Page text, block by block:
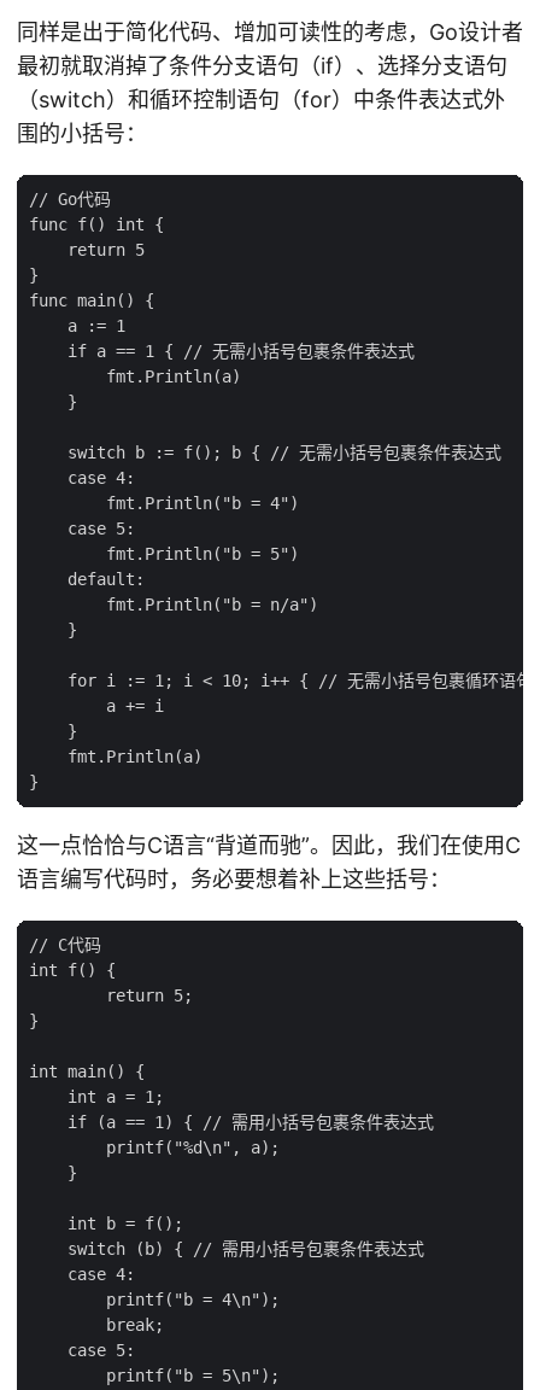
同样是出于简化代码、增加可读性的考虑，Go设计者
最初就取消掉了条件分支语句（if）、选择分支语句
（switch）和循环控制语句（for）中条件表达式外
围的小括号：
// Go代码
func f() int {
    return 5
}
func main() {
    a := 1
    if a == 1 { // 无需小括号包裹条件表达式
        fmt.Println(a)
    }
    switch b := f(); b { // 无需小括号包裹条件表达式
    case 4:
        fmt.Println("b = 4")
    case 5:
        fmt.Println("b = 5")
    default:
        fmt.Println("b = n/a")
    }
for i := 1; i < 10; i++ { // 无需小括号包裹循环语句
        a += i
    }
    fmt.Println(a)
这一点恰恰与C语言“背道而驰”。因此，我们在使用C
语言编写代码时，务必要想着补上这些括号：
// C代码
int f() {
        return 5;
}
int main() {
    int a = 1;
    if (a == 1) { // 需用小括号包裹条件表达式
        printf("%d\n", a);
    }
    int b = f();
    switch (b) { // 需用小括号包裹条件表达式
    case 4:
        printf("b = 4\n");
        break;
    case 5:
        printf("b = 5\n");